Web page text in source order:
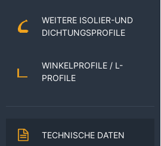
WEITERE ISOLIER-UND
DICHTUNGSPROFILE
WINKELPROFILE / L-
PROFILE
TECHNISCHE DATEN